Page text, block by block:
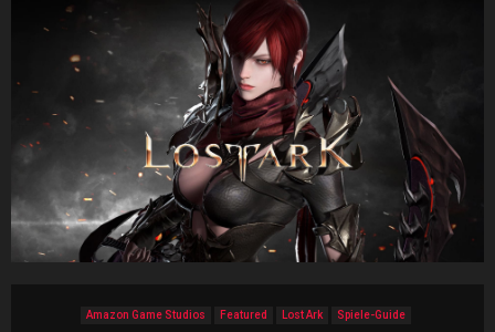
Amazon Game Studios Featured Lost Ark Spiele-Guide